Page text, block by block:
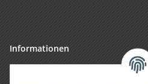
Informationen